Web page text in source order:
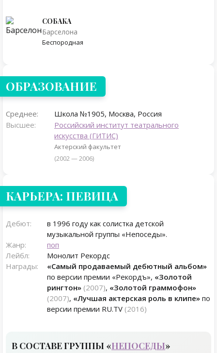
СОБАКА
Барселона
Беспородная
ОБРАЗОВАНИЕ
Среднее:
Школа №1905, Москва, Россия
Высшее:
Российский институт театрального
искусства (ГИТИС)
Актерский факультет
(2002 — 2006)
КАРЬЕРА: ПЕВИЦА
Дебют:
в 1996 году как солистка детской
музыкальной группы «Непоседы».
Жанр:
поп
Лейбл:
Монолит Рекордс
Награды:
«Самый продаваемый дебютный альбом»
по версии премии «Рекордъ», «Золотой
рингтон» (2007), «Золотой граммофон»
(2007), «Лучшая актерская роль в клипе» по
версии премии RU.TV (2016)
В СОСТАВЕ ГРУППЫ «НЕПОСЕДЫ»